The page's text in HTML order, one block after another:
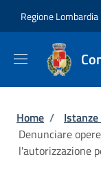
Regione Lombardia
Briciole
Home /
Denunciare
l'autorizzazione